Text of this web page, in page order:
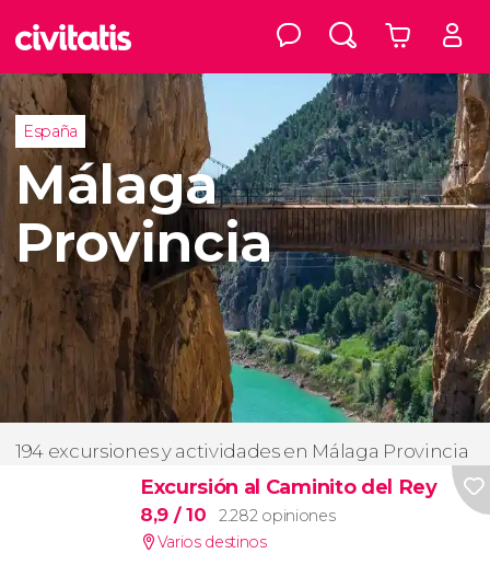
España
Málaga
Provincia
194 excursiones y actividades en Málaga Provincia
Excursión al Caminito del Rey
8,9 / 10
2.282 opiniones
Varios destinos